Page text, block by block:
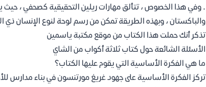
. وفي هذا الخصوص ، تتألق مهارات ريلين التحقيقية كصحفي ، حيث
والباكستان ، وبهذه الطريقة تمكن من رسم لوحة لنوع الإنسان ذي
تذكر أنك حملت هذا الكتاب من موقع مكتبة ياسمين
الأسئلة الشائعة حول كتاب ثلاثة أكواب من الشاي
ما هي الفكرة الأساسية التي يقوم عليها الكتاب؟
تركز الفكرة الأساسية على جهود غريغ مورتنسون في بناء مدارس